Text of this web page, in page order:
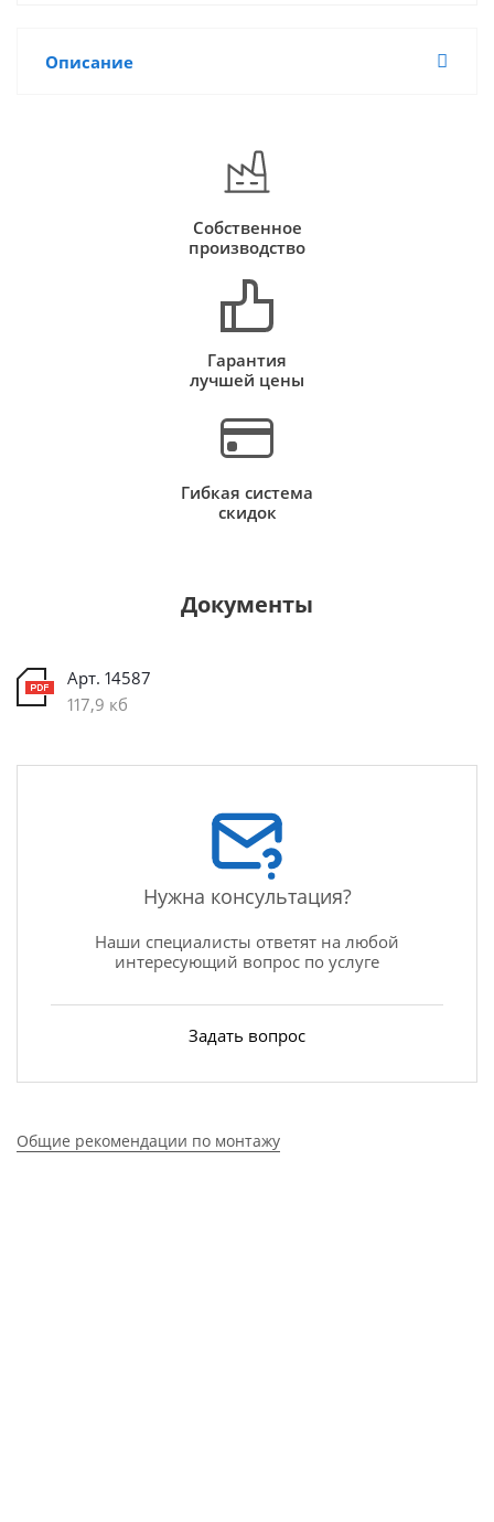
Описание
Собственное
производство
Гарантия
лучшей цены
Гибкая система
скидок
Документы
Арт. 14587
117,9 кб
Нужна консультация?
Наши специалисты ответят на любой
интересующий вопрос по услуге
Задать вопрос
Общие рекомендации по монтажу